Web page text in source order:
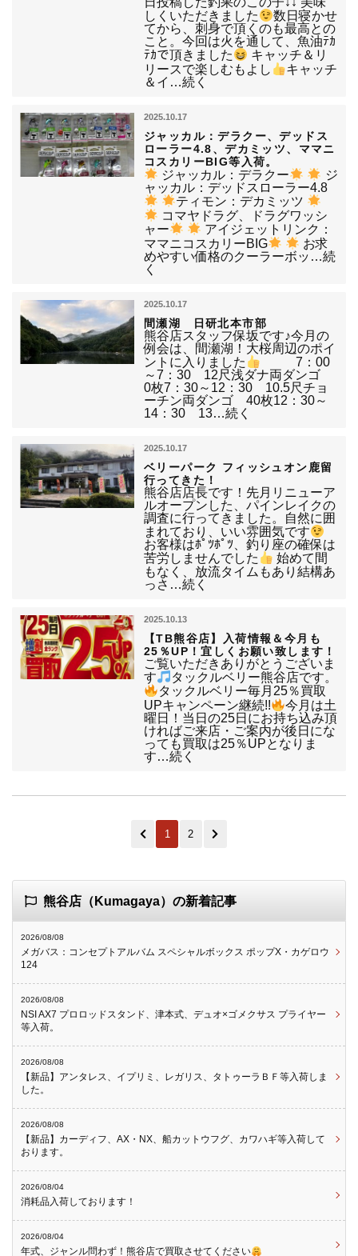
しくいただきました
数日寝かせ
てから、刺身で頂くのも最高との
こと。今回は火を通して、魚油ﾃｶ
ﾃｶで頂きました
キャッチ＆リ
リースで楽しむもよし
キャッチ
＆イ…続く
2025.10.17
ジャッカル：デラクー、デッドス
ローラー4.8、デカミッツ、ママニ
コスカリーBIG等入荷。
ジャッカル：デラクー
ジ
ャッカル：デッドスローラー4.8
ティモン：デカミッツ
コマヤドラグ、ドラグワッシ
ャー
アイジェットリンク：
ママニコスカリーBIG
お求
めやすい価格のクーラーボッ…続
く
2025.10.17
間瀬湖 日研北本市部
熊谷店スタッフ保坂です♪今月の
例会は、間瀬湖！大桜周辺のポイ
ントに入りました
7：00
～7：30 12尺浅ダナ両ダンゴ
0枚7：30～12：30 10.5尺チョ
ーチン両ダンゴ 40枚12：30～
14：30 13…続く
2025.10.17
ベリーパーク フィッシュオン鹿留
行ってきた！
熊谷店店長です！先月リニューア
ルオープンした、パインレイクの
調査に行ってきました。自然に囲
まれており、いい雰囲気です
お客様はﾎﾟﾂﾎﾟﾂ、釣り座の確保は
苦労しませんでした
始めて間
もなく、放流タイムもあり結構あ
っさ…続く
2025.10.13
【TB熊谷店】入荷情報＆今月も
25％UP！宜しくお願い致します！
ご覧いただきありがとうございま
す
タックルベリー熊谷店です。
タックルベリー毎月25％買取
UPキャンペーン継続!!
今月は土
曜日！当日の25日にお持ち込み頂
ければご来店・ご案内が後日にな
っても買取は25％UPとなりま
す…続く
1 2
熊谷店（Kumagaya）の新着記事
2026/08/08
メガバス：コンセプトアルバム スペシャルボックス ポップX・カゲロウ
124
2026/08/08
NSI AX7 プロロッドスタンド、津本式、デュオ×ゴメクサス プライヤー
等入荷。
2026/08/08
【新品】アンタレス、イプリミ、レガリス、タトゥーラＢＦ等入荷しま
した。
2026/08/08
【新品】カーディフ、AX・NX、船カットウフグ、カワハギ等入荷して
おります。
2026/08/04
消耗品入荷しております！
2026/08/04
年式、ジャンル問わず！熊谷店で買取させてください